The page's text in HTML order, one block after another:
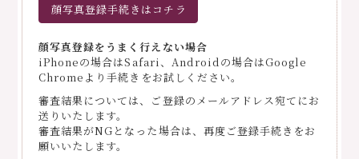
顔写真登録手続きはコチラ
顔写真登録をうまく行えない場合
iPhoneの場合はSafari、Androidの場合はGoogle
Chromeより手続きをお試しください。
審査結果については、ご登録のメールアドレス宛てにお
送りいたします。
審査結果がNGとなった場合は、再度ご登録手続きをお
願いいたします。